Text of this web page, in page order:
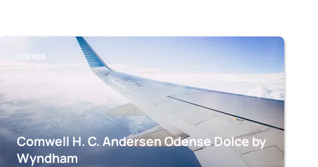
ODENSE
Comwell H. C. Andersen Odense Dolce by
Wyndham